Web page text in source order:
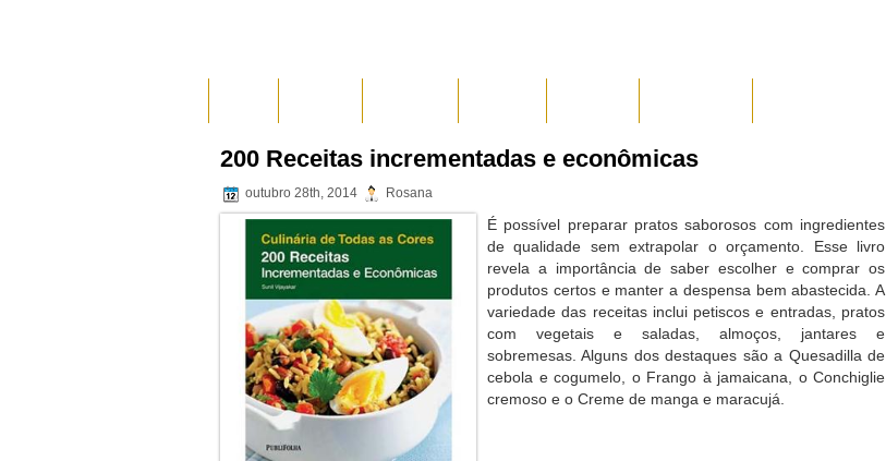
200 Receitas incrementadas e econômicas
outubro 28th, 2014 Rosana
É possível preparar pratos saborosos com ingredientes
de qualidade sem extrapolar o orçamento. Esse livro
revela a importância de saber escolher e comprar os
produtos certos e manter a despensa bem abastecida. A
variedade das receitas inclui petiscos e entradas, pratos
com vegetais e saladas, almoços, jantares e
sobremesas. Alguns dos destaques são a Quesadilla de
cebola e cogumelo, o Frango à jamaicana, o Conchiglie
cremoso e o Creme de manga e maracujá.